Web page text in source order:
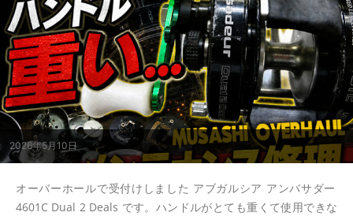
2026年5月10日
オーバーホールで受付けしました アブガルシア アンバサダー
4601C Dual 2 Deals です。ハンドルがとても重くて使用できな